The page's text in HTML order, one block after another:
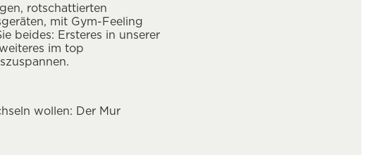
rotschattierten
mit Gym-Feeling
beides: Ersteres in unserer
im top
wollen: Der Mur